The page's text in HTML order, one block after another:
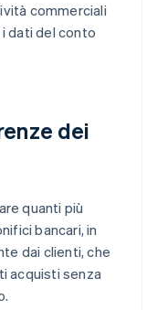
commerciali
dati del conto
dei
quanti più
bancari, in
dai clienti, che
acquisti senza